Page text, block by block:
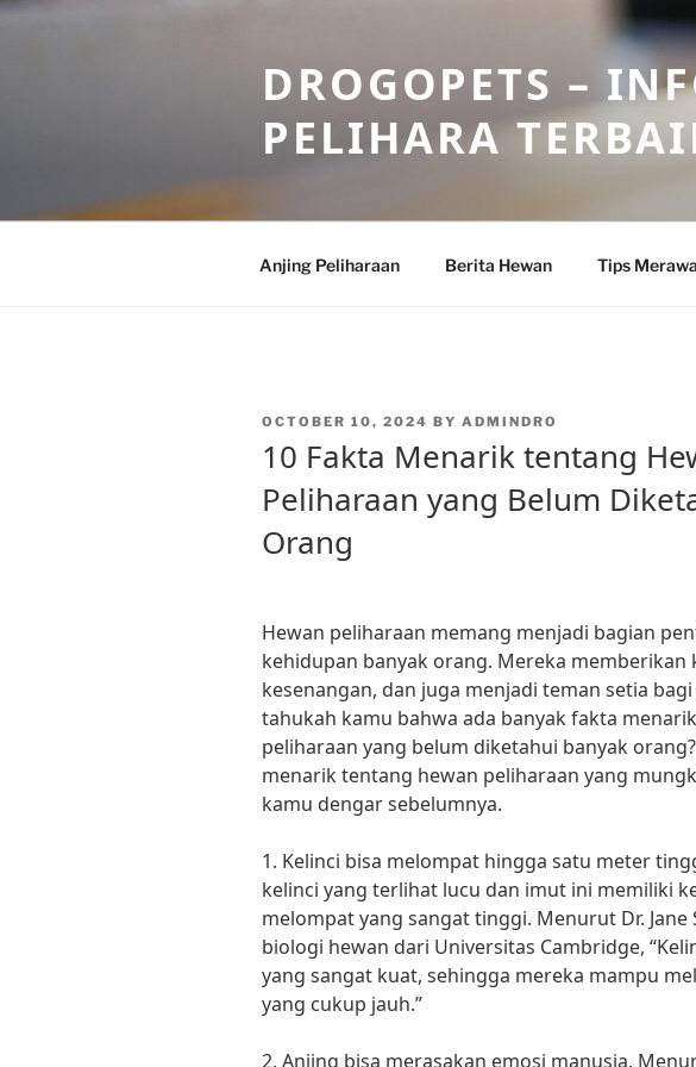
Skip
DROGOPETS –
PELIHARA
Anjing Peliharaan Berita Hewan Tips
POSTED
OCTOBER 10, 2024 BY ADMINDRO
10 Fakta Menarik tentang
Peliharaan yang Belum
Orang
Hewan peliharaan memang menjadi bagian
kehidupan banyak orang. Mereka memberikan
kesenangan, dan juga menjadi teman setia
tahukah kamu bahwa ada banyak fakta
peliharaan yang belum diketahui banyak
menarik tentang hewan peliharaan yang
kamu dengar sebelumnya.
1. Kelinci bisa melompat hingga satu meter
kelinci yang terlihat lucu dan imut ini memiliki
melompat yang sangat tinggi. Menurut Dr. Jane
biologi hewan dari Universitas Cambridge,
yang sangat kuat, sehingga mereka mampu
yang cukup jauh.”
2. Anjing bisa merasakan emosi manusia.